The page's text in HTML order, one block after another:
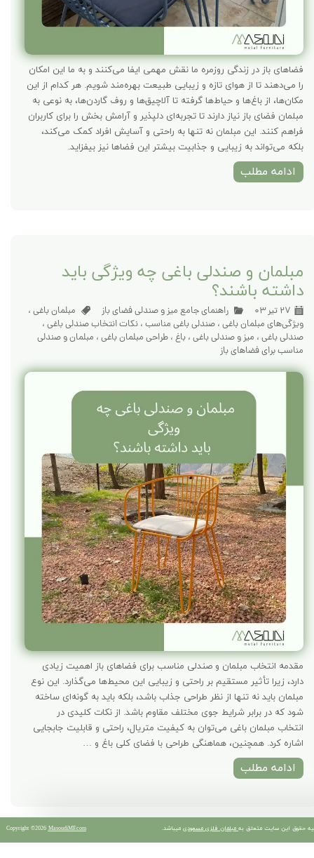
فضاهای باز در زندگی روزمره ما نقش مهمی ایفا می‌کنند و به ما این امکان
را می‌دهند تا از هوای تازه و زیبایی طبیعت بهره‌مند شویم. هر کدام از این
مکان‌ها، از باغ‌ها و حیاط‌ها گرفته تا آلاچیق‌ها و روف گاردن‌ها، به نوعی به
مبلمان فضای باز نیاز دارند تا تجربه‌ای دلپذیر و آرامش بخش را برای کاربران
فراهم کنند. این مبلمان نه تنها به راحتی و آسایش افراد کمک می‌کند،
بلکه می‌تواند به زیبایی و جذابیت بیشتر این فضاها نیز بیفزاید.
ادامه مطلب
مبلمان و صندلی باغی چه ویژگی باید
داشته باشند؟
۲۷ تیر ۰۳ راهنمای جامع میز و صندلی فضای باز مبلمان باغی ،
ویژگی‌های مبلمان باغی ، صندلی باغی مناسب ، نکات انتخاب صندلی باغی ،
صندلی باغی ، میز و صندلی باغی ، باغ ، طراحی مبلمان باغی ، مبلمان و صندلی
مناسب برای فضاهای باز
مقدمه انتخاب مبلمان و صندلی مناسب برای فضاهای باز اهمیت زیادی
دارد، زیرا تأثیر مستقیم بر راحتی و زیبایی این محیط‌ها می‌گذارد. این نوع
مبلمان باید نه تنها از نظر طراحی جذاب باشد، بلکه باید به گونه‌ای ساخته
شود که در برابر شرایط جوی مختلف مقاوم باشد. از نکات کلیدی در
انتخاب مبلمان باغی می‌توان به کیفیت متریال، راحتی و قابلیت جابجایی
اشاره کرد. همچنین، هماهنگی طراحی با فضای کلی باغ و …
ادامه مطلب
حقوق این سایت متعلق به مبلمان فلزی مسعودی میباشد. Copyright ©2026 MasoudiMF.com